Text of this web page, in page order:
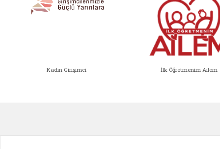
Kadın Girişimci İlk Öğretmenim Ailem